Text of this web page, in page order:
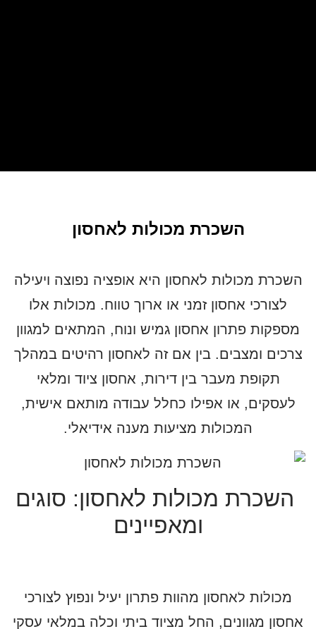
לחזרה לכל המאמרים
השכרת מכולות לאחסון
השכרת מכולות לאחסון היא אופציה נפוצה ויעילה
לצורכי אחסון זמני או ארוך טווח. מכולות אלו
מספקות פתרון אחסון גמיש ונוח, המתאים למגוון
צרכים ומצבים. בין אם זה לאחסון רהיטים במהלך
תקופת מעבר בין דירות, אחסון ציוד ומלאי
לעסקים, או אפילו כחלל עבודה מותאם אישית,
המכולות מציעות מענה אידיאלי.
השכרת מכולות לאחסון: סוגים
ומאפיינים
מכולות לאחסון מהוות פתרון יעיל ונפוץ לצורכי
אחסון מגוונים, החל מציוד ביתי וכלה במלאי עסקי